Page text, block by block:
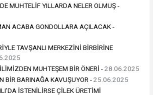
MUHTELİF YILLARDA NELER OLMUŞ -
ACABA GONDOLLARA AÇILACAK -
TAVŞANLI MERKEZİNİ BİRBİRİNE
MUHTEŞEM BİR ÖNERİ -28.06.2025
BİR BARINAĞA KAVUŞUYOR -25.06.2025
İSTENİLİRSE ÇİLEK ÜRETİMİ